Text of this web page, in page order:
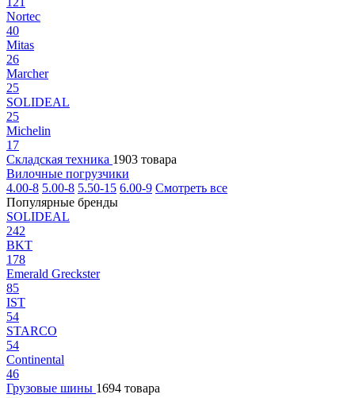
Nortec
40
Mitas
26
Marcher
25
SOLIDEAL
25
Michelin
17
Складская техника 1903 товара
Вилочные погрузчики
4.00-8 5.00-8 5.50-15 6.00-9 Смотреть все
Популярные бренды
SOLIDEAL
242
BKT
178
Emerald Greckster
85
IST
54
STARCO
54
Continental
46
Грузовые шины 1694 товара